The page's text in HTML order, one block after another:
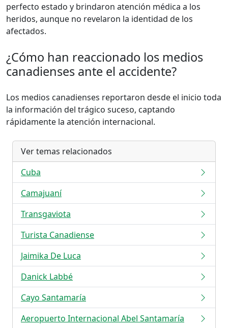
perfecto estado y brindaron atención médica a los
heridos, aunque no revelaron la identidad de los
afectados.
¿Cómo han reaccionado los medios
canadienses ante el accidente?
Los medios canadienses reportaron desde el inicio toda
la información del trágico suceso, captando
rápidamente la atención internacional.
Ver temas relacionados
Cuba
Camajuaní
Transgaviota
Turista Canadiense
Jaimika De Luca
Danick Labbé
Cayo Santamaría
Aeropuerto Internacional Abel Santamaría